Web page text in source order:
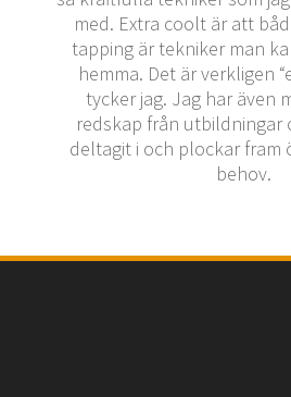
med. Extra coolt är att
tapping är tekniker man
hemma. Det är verkligen
tycker jag. Jag har även
redskap från utbildningar
deltagit i och plockar fram
behov.